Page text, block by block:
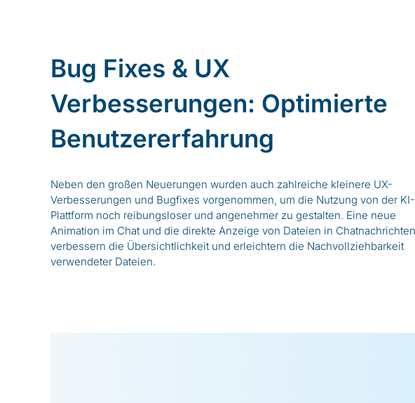
Bug Fixes & UX
Verbesserungen: Optimierte
Benutzererfahrung
Neben den großen Neuerungen wurden auch zahlreiche kleinere UX-
Verbesserungen und Bugfixes vorgenommen, um die Nutzung von der KI-
Plattform noch reibungsloser und angenehmer zu gestalten. Eine neue
Animation im Chat und die direkte Anzeige von Dateien in Chatnachrichten
verbessern die Übersichtlichkeit und erleichtern die Nachvollziehbarkeit
verwendeter Dateien.